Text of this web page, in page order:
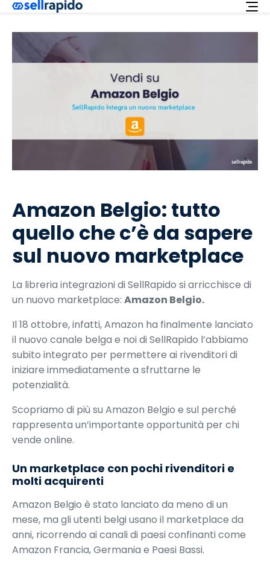
Servizi
Richiedi ora
Italiano
Amazon Belgio: tutto
quello che c’è da sapere
sul nuovo marketplace
La libreria integrazioni di SellRapido si arricchisce di
un nuovo marketplace: Amazon Belgio.
Il 18 ottobre, infatti, Amazon ha finalmente lanciato
il nuovo canale belga e noi di SellRapido l’abbiamo
subito integrato per permettere ai rivenditori di
iniziare immediatamente a sfruttarne le
potenzialità.
Scopriamo di più su Amazon Belgio e sul perché
rappresenta un’importante opportunità per chi
vende online.
Un marketplace con pochi rivenditori e
molti acquirenti
Amazon Belgio è stato lanciato da meno di un
mese, ma gli utenti belgi usano il marketplace da
anni, ricorrendo ai canali di paesi confinanti come
Amazon Francia, Germania e Paesi Bassi.